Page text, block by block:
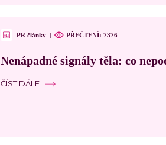
PR články | PŘEČTENÍ: 7376
Nenápadné signály těla: co
ČÍST DÁLE